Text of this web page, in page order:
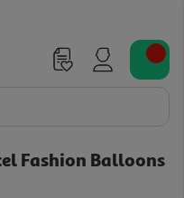
Fashion Balloons